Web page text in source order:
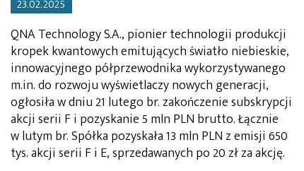
23.02.2025
QNA Technology S.A., pionier technologii produkcji
kropek kwantowych emitujących światło niebieskie,
innowacyjnego półprzewodnika wykorzystywanego
m.in. do rozwoju wyświetlaczy nowych generacji,
ogłosiła w dniu 21 lutego br. zakończenie subskrypcji
akcji serii F i pozyskanie 5 mln PLN brutto. Łącznie
w lutym br. Spółka pozyskała 13 mln PLN z emisji 650
tys. akcji serii F i E, sprzedawanych po 20 zł za akcję.